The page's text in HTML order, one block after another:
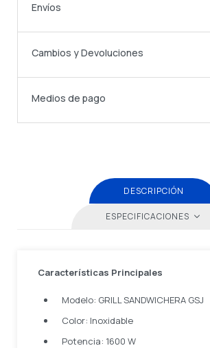
Envíos
Cambios y Devoluciones
Medios de pago
DESCRIPCIÓN
ESPECIFICACIONES
Características Principales
Modelo: GRILL SANDWICHERA GSJ
Color: Inoxidable
Potencia: 1600 W